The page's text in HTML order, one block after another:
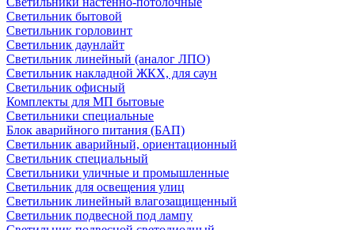
Светильник бытовой
Светильник горловинт
Светильник даунлайт
Светильник линейный (аналог ЛПО)
Светильник накладной ЖКХ, для саун
Светильник офисный
Комплекты для МП бытовые
Светильники специальные
Блок аварийного питания (БАП)
Светильник аварийный, ориентационный
Светильник специальный
Светильники уличные и промышленные
Светильник для освещения улиц
Светильник линейный влагозащищенный
Светильник подвесной под лампу